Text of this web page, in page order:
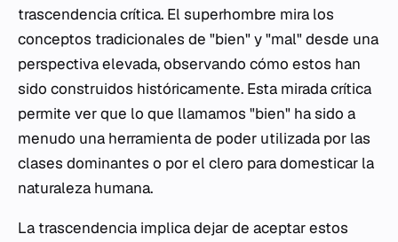
trascendencia crítica. El superhombre mira los
conceptos tradicionales de "bien" y "mal" desde una
perspectiva elevada, observando cómo estos han
sido construidos históricamente. Esta mirada crítica
permite ver que lo que llamamos "bien" ha sido a
menudo una herramienta de poder utilizada por las
clases dominantes o por el clero para domesticar la
naturaleza humana.
La trascendencia implica dejar de aceptar estos